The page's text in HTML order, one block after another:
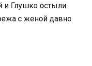
и Глушко остыли
с женой давно